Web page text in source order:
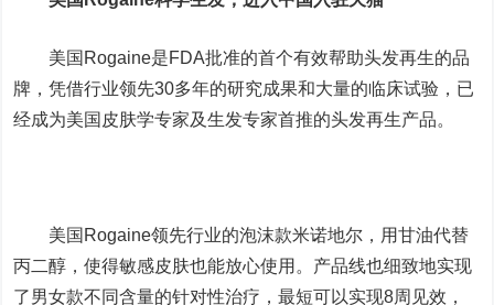
美国Rogaine是FDA批准的首个有效帮助头发再生的品
牌，凭借行业领先30多年的研究成果和大量的临床试验，已
经成为美国皮肤学专家及生发专家首推的头发再生产品。
美国Rogaine领先行业的泡沫款米诺地尔，用甘油代替
丙二醇，使得敏感皮肤也能放心使用。产品线也细致地实现
了男女款不同含量的针对性治疗，最短可以实现8周见效，